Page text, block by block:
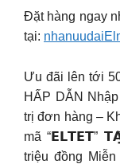
Đặt hàng ngay
tại:
️Ưu đãi lên tới
HẤP DẪN
trị đơn hàng –
mã “𝗘𝗟𝗧𝗘𝗧”
triệu đồng